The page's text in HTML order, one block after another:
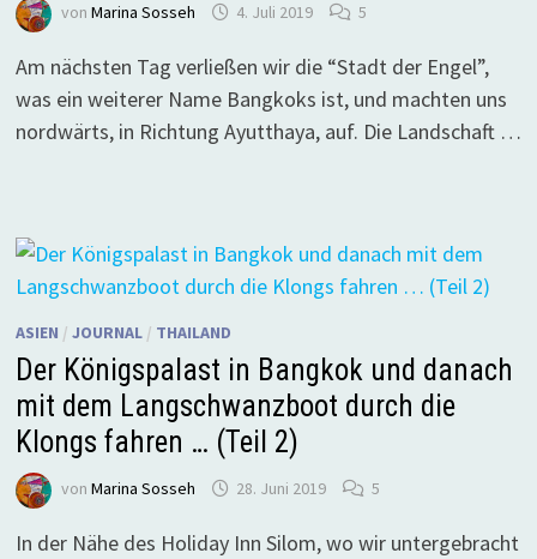
von Marina Sosseh 4. Juli 2019 5
Am nächsten Tag verließen wir die “Stadt der Engel”,
was ein weiterer Name Bangkoks ist, und machten uns
nordwärts, in Richtung Ayutthaya, auf. Die Landschaft …
ASIEN / JOURNAL/ THAILAND
Der Königspalast in Bangkok und danach
mit dem Langschwanzboot durch die
Klongs fahren … (Teil 2)
von Marina Sosseh 28. Juni 2019 5
In der Nähe des Holiday Inn Silom, wo wir untergebracht